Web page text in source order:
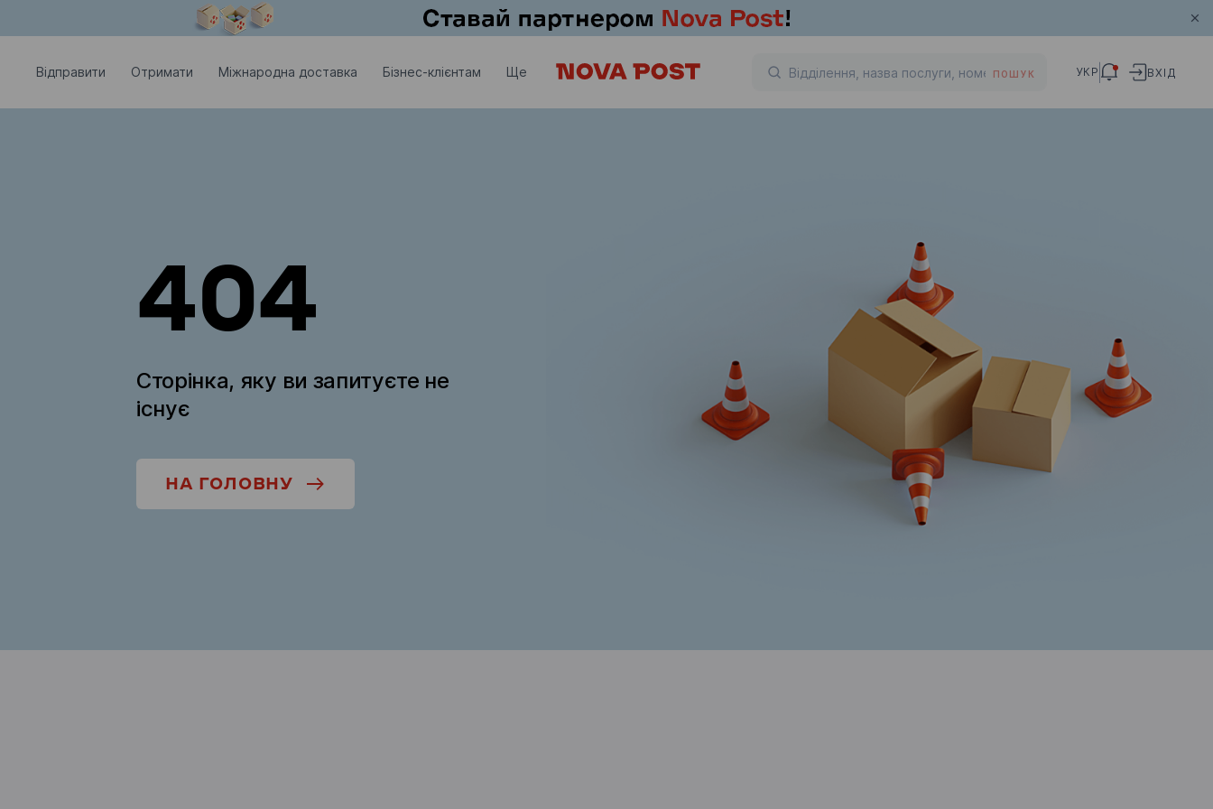
Відправити Отримати Міжнародна доставка Бізнес-клієнтам Ще ПОШУК УКР ВХІД
404
Сторінка, яку ви запитуєте не
існує
НА ГОЛОВНУ